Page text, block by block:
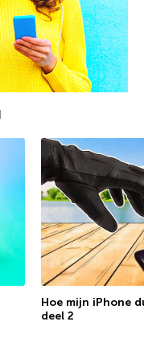
Hoe mijn iPhone
deel 2